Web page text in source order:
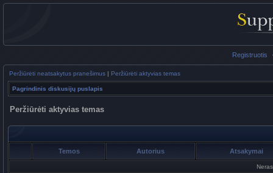
Registruotis
Peržiūrėti neatsakytus pranešimus | Peržiūrėti aktyvias temas
Pagrindinis diskusijų puslapis
Peržiūrėti aktyvias temas
Temos Autorius Atsakymai